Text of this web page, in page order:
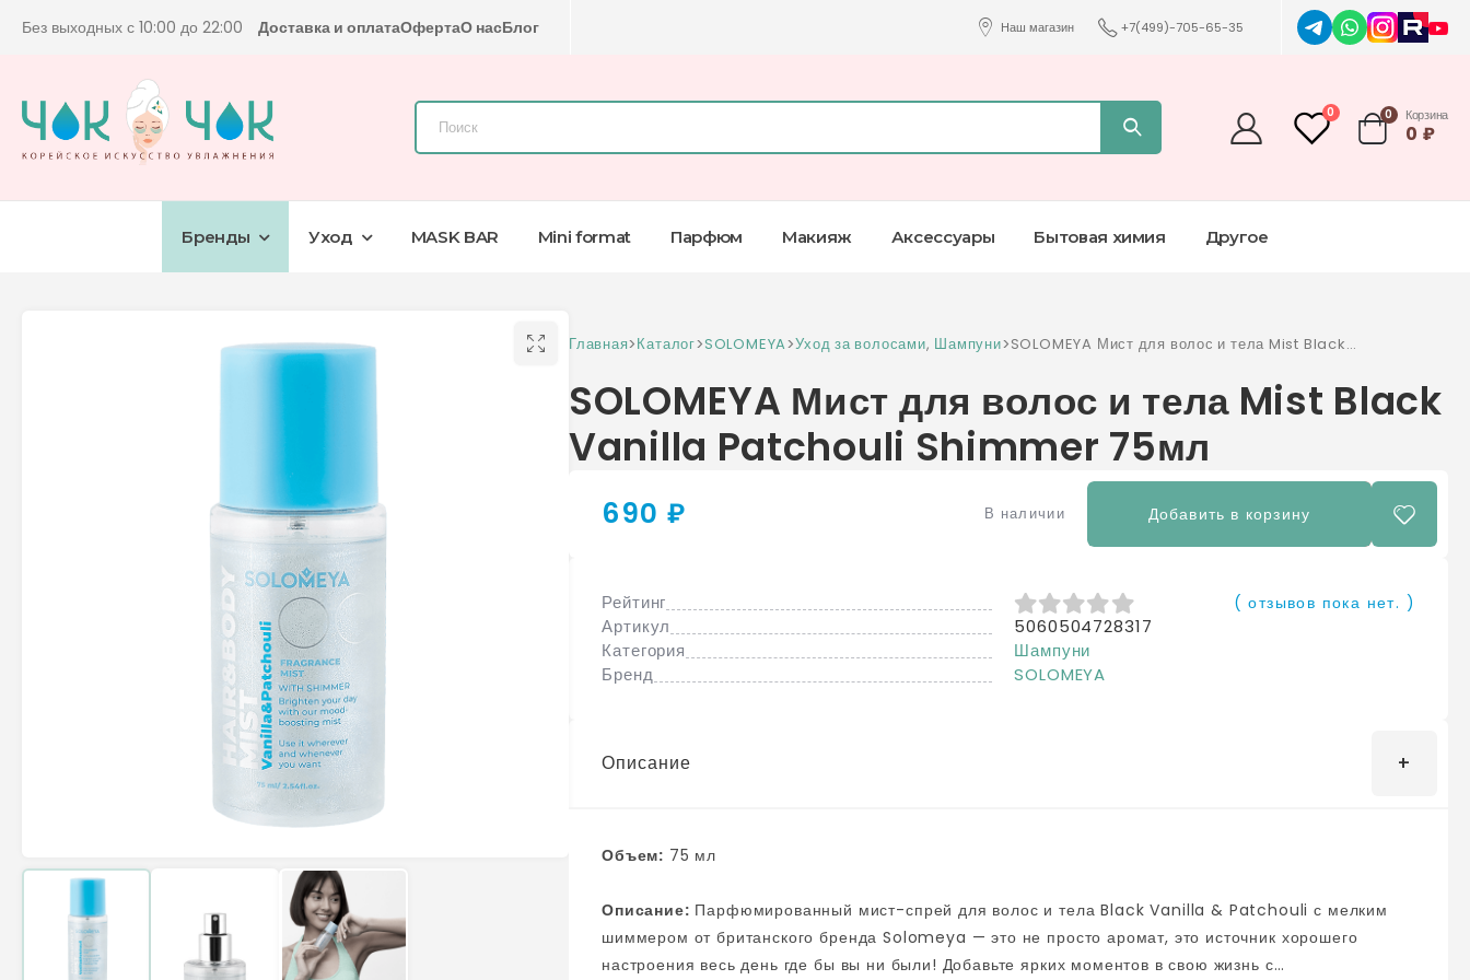
Без выходных с 10:00 до 22:00 Доставка и оплатаОфертаО насБлог Наш магазин +7(499)-705-65-35
0 0 Корзина
0 ₽
Бренды Уход MASK BAR Mini format Парфюм Макияж Аксессуары Бытовая химия Другое
Главная>Каталог>SOLOMEYA>Уход за волосами, Шампуни>SOLOMEYA Мист для волос и тела Mist Black
SOLOMEYA Мист для волос и тела Mist Black
Vanilla Patchouli Shimmer 75мл
690 ₽ В наличии Добавить в корзину
Рейтинг
0из 5
( отзывов пока нет. )
Артикул
5060504728317
Категория
Шампуни
Бренд
SOLOMEYA
Описание
Объем: 75 мл
Описание:
шиммером от британского бренда Solomeya — это не просто аромат, это источник хорошего
настроения весь день где бы вы ни были! Добавьте ярких моментов в свою жизнь с